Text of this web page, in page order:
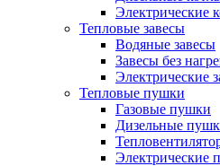
Электрические
Тепловые завесы
Водяные завесы
Завесы без
Электрические
Тепловые пушки
Газовые пушки
Дизельные
Электрические